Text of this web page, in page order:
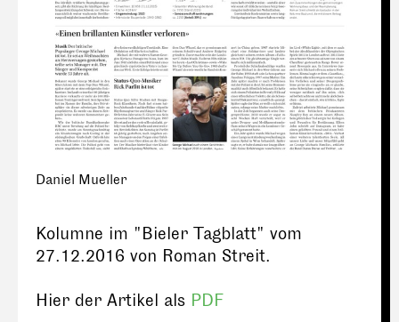
Daniel Mueller
Kolumne im "Bieler Tagblatt" vom
27.12.2016 von Roman Streit.
Hier der Artikel als PDF